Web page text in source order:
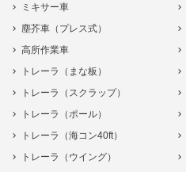
ミキサー車
塵芥車（プレス式）
高所作業車
トレーラ（まな板）
トレーラ（スクラップ）
トレーラ（ポール）
トレーラ（海コン40ft）
トレーラ（ウイング）